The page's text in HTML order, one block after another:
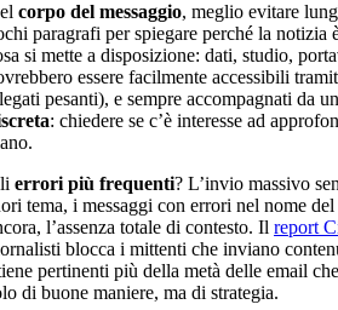
corpo del messaggio, meglio evitare
paragrafi per spiegare perché la notizia
si mette a disposizione: dati, studio,
essere facilmente accessibili
pesanti), e sempre accompagnati da
: chiedere se c’è interesse ad
errori più frequenti? L’invio massivo
tema, i messaggi con errori nel nome
l’assenza totale di contesto. Il report
blocca i mittenti che inviano
pertinenti più della metà delle email
di buone maniere, ma di strategia.